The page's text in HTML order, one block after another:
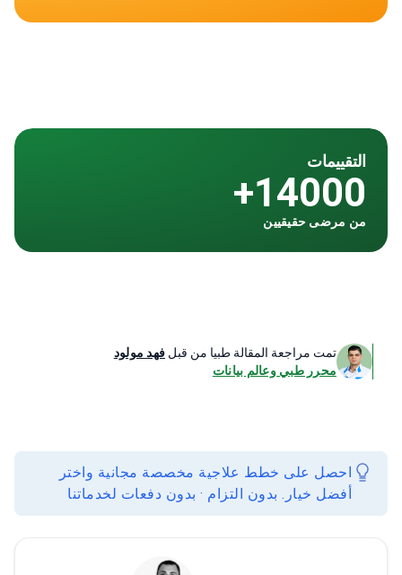
تمت مراجعة المقالة طبيا من قبل فهد مولود
محرر طبي وعالم بيانات
التقييمات
14000+
من مرضى حقيقيين
احصل على خطط علاجية مخصصة مجانية واختر
أفضل خيار. بدون التزام · بدون دفعات لخدماتنا